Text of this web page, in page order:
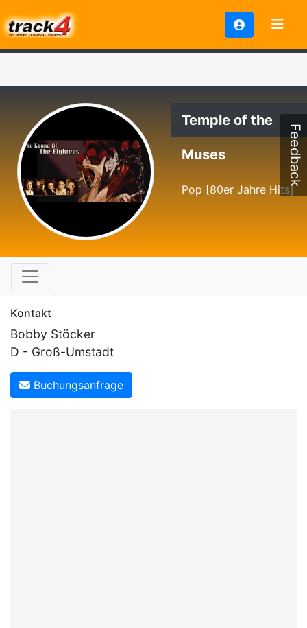
Temple of the
Muses
Pop [80er Jahre Hits]
Kontakt
Bobby Stöcker
D - Groß-Umstadt
Buchungsanfrage
Feedback